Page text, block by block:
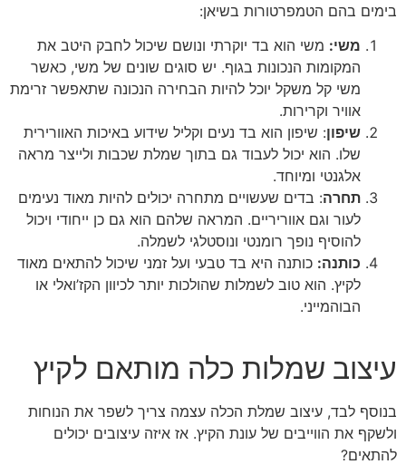
בימים בהם הטמפרטורות בשיאן:
משי: משי הוא בד יוקרתי ונושם שיכול לחבק היטב את
המקומות הנכונות בגוף. יש סוגים שונים של משי, כאשר
משי קל משקל יוכל להיות הבחירה הנכונה שתאפשר זרימת
אוויר וקרירות.
שיפון: שיפון הוא בד נעים וקליל שידוע באיכות האוורירית
שלו. הוא יכול לעבוד גם בתוך שמלת שכבות ולייצר מראה
אלגנטי ומיוחד.
תחרה: בדים שעשויים מתחרה יכולים להיות מאוד נעימים
לעור וגם אווריריים. המראה שלהם הוא גם כן ייחודי ויכול
להוסיף נופך רומנטי ונוסטלגי לשמלה.
כותנה: כותנה היא בד טבעי ועל זמני שיכול להתאים מאוד
לקיץ. הוא טוב לשמלות שהולכות יותר לכיוון הקז’ואלי או
הבוהמייני.
עיצוב שמלות כלה מותאם לקיץ
בנוסף לבד, עיצוב שמלת הכלה עצמה צריך לשפר את הנוחות
ולשקף את הווייבים של עונת הקיץ. אז איזה עיצובים יכולים
להתאים?